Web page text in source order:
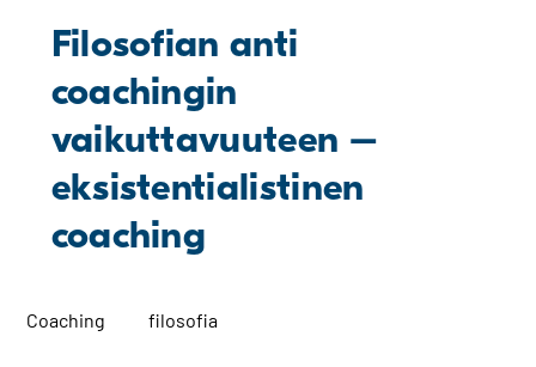
Filosofian anti
coachingin
vaikuttavuuteen –
eksistentialistinen
coaching
Coaching filosofia